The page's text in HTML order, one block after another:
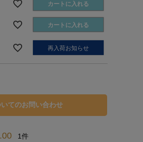
カートに入れる
カートに入れる
再入荷お知らせ
てのお問い合わせ
1